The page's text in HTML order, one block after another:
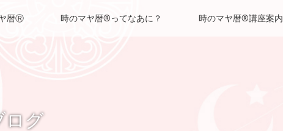
暦Ⓡ 時のマヤ暦®ってなあに？ 時のマヤ暦®講座案内
ログ